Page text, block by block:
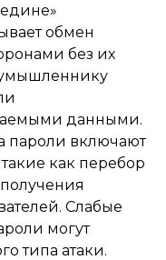
обмен
без их
данными.
пароли включают
как перебор
Слабые
могут
типа атаки.